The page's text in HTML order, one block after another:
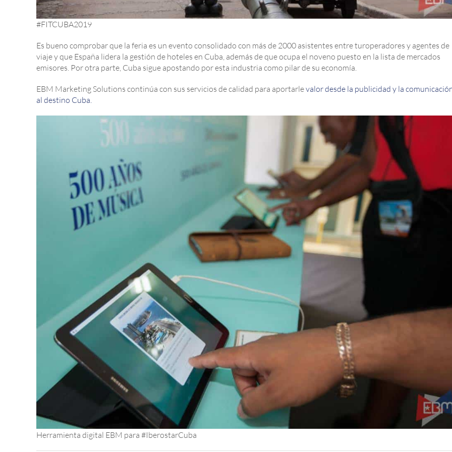
#FITCUBA2019
Es bueno comprobar que la feria es un evento consolidado con más de 2000 asistentes entre turoperadores y agentes de
viaje y que España lidera la gestión de hoteles en Cuba, además de que ocupa el noveno puesto en la lista de mercados
emisores. Por otra parte, Cuba sigue apostando por esta industria como pilar de su economía.
EBM Marketing Solutions continúa con sus servicios de calidad para aportarlevalor desde la publicidad y la
al destino Cuba.
Herramienta digital EBM para #IberostarCuba